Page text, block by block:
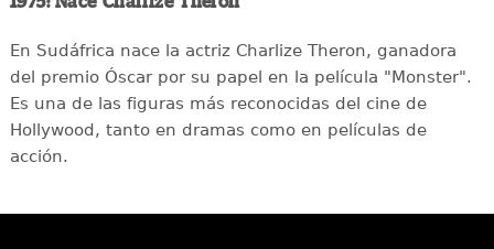
En Sudáfrica nace la actriz Charlize Theron, ganadora
del premio Óscar por su papel en la película "Monster".
Es una de las figuras más reconocidas del cine de
Hollywood, tanto en dramas como en películas de
acción.